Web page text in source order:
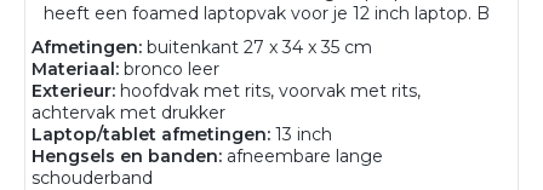
heeft een foamed laptopvak voor je 12 inch laptop. B
Afmetingen: buitenkant 27 x 34 x 35 cm
Materiaal: bronco leer
Exterieur: hoofdvak met rits, voorvak met rits,
achtervak met drukker
Laptop/tablet afmetingen: 13 inch
Hengsels en banden: afneembare lange
schouderband